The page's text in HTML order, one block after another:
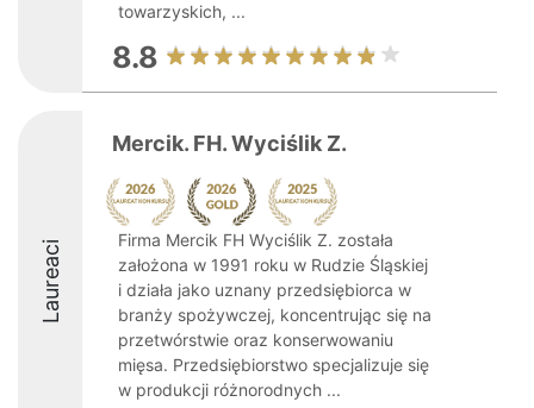
towarzyskich, ...
8.8
Laureaci
Mercik. FH. Wyciślik Z.
Firma Mercik FH Wyciślik Z. została
założona w 1991 roku w Rudzie Śląskiej
i działa jako uznany przedsiębiorca w
branży spożywczej, koncentrując się na
przetwórstwie oraz konserwowaniu
mięsa. Przedsiębiorstwo specjalizuje się
w produkcji różnorodnych ...